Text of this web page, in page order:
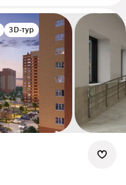
3D-тур